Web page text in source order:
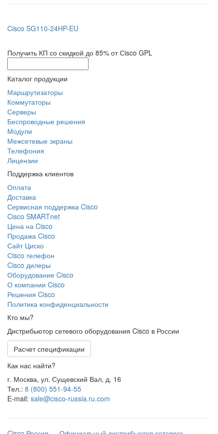
Cisco SG110-24HP-EU
Получить КП со скидкой до 85% от Сisco GPL
Каталог продукции
Маршрутизаторы
Коммутаторы
Серверы
Беспроводные решения
Модули
Межсетевые экраны
Телефония
Лицензии
Поддержка клиентов
Оплата
Доставка
Сервисная поддержка Cisco
Cisco SMARTnet
Цена на Cisco
Продажа Cisco
Сайт Циско
Сisco телефон
Cisco дилеры
Оборудование Cisco
О компании Cisco
Решения Cisco
Политика конфиденциальности
Кто мы?
Дистрибьютор сетевого оборудования Cisco в России
Расчет спецификации
Как нас найти?
г. Москва, ул. Сущевский Вал, д. 16
Тел.: 8 (800) 551-94-55
E-mail: sale@cisco-russia.ru.com